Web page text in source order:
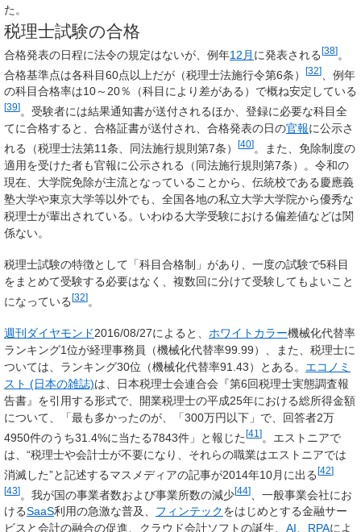
た。
税理士試験の合格
合格発表の日程に法令の規定はないが、例年12月 に発表される[38]。
合格基準点は各科目60点以上だが（税理士法施行令第6条）
[32]
、例年
の科目合格率は10～20％（科目により差がある）で概ね安定している
[39] 。受験者には結果通知書が送付されるほか、登録に必要な科目全
てに合格すると、合格証書が送付され、合格発表の日の官報に公示さ
れる（税理士法第11条、同法施行規則第7条）
[40]。また、免除制度の
適用を受けた者も官報に公示される（同法施行規則第7条）。令和の
現在、大学院免除が主流となっていることから、伝統校である慶應義
塾大学や東京大学等以外でも、全国各地の私立大学大学院から優秀な
税理士が輩出されている。いわゆる大学受験における偏差値などは関
係ない。
税理士試験の特徴として「科目合格制」があり、一度の試験で5科目
をまとめて受験する必要はなく、複数回に分けて受験してもよいこと
になっている [32] 。
週刊ダイヤモンド2016/08/27によると、 ホワイトカラー機械化代替率
ランキング1位が経理事務員（機械化代替率99.99）、また、税理士に
ついては、ランキング30位（機械化代替率91.43）とある。 エコノミ
スト (日本の雑誌)は、日本税理士会連合会『第6回税理士実態調査報
告書』を引用する形式で、開業税理士の平成25年における総所得金額
について、「最も多かったのが、「300万円以下」で、回答者2万
4950件のうち31.4%に当たる7843件」と報じた [41 ] 。エストニアで
は、“税理士や会計士が不要になり、それらの職業はエストニアでは
消滅した”と記述するマスメディアの記事が2014年10月に出る [42]
[43]。我が国の事業者数および事業所数の減少[44]
、一般事業会社にお
けるSaaS利用の急激な普及、 フィンテックをはじめとする金融サー
ビスと会計の融合の促進、クラウド会計ソフトの誕生、 AI、 RPAによ